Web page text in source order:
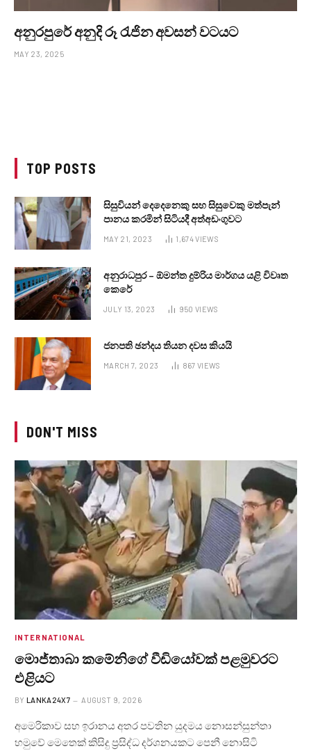
අනුරපුරේ අනුදි රූ රැජින අවසන් වටයට
MAY 23, 2025
TOP POSTS
සිසුවියන් දෙදෙනෙකු සහ සිසුවෙකු මත්පැන්
පානය කරමින් සිටියදී අත්අඩංගුවට
MAY 21, 2023 1,674VIEWS
අනුරාධපුර – ඕමන්ත දුම්රිය මාර්ගය යළි විවෘත
කෙරේ
JULY 13, 2023 950 VIEWS
ජනපති ඡන්දය තියන දවස කියයි
MARCH 7, 2023 867 VIEWS
DON'T MISS
INTERNATIONAL
මොජ්තාබා කමේනිගේ වීඩියෝවක් පළමුවරට
එළියට
BY LANKA24X7 AUGUST 9, 2026
අමෙරිකාව සහ ඉරානය අතර පවතින යුදමය නොසන්සුන්තා
හමුවේ මෙතෙක් කිසිදු ප්‍රසිද්ධ දර්ශනයකට පෙනී නොසිටි